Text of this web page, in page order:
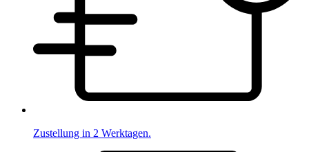
Zustellung in 2 Werktagen.